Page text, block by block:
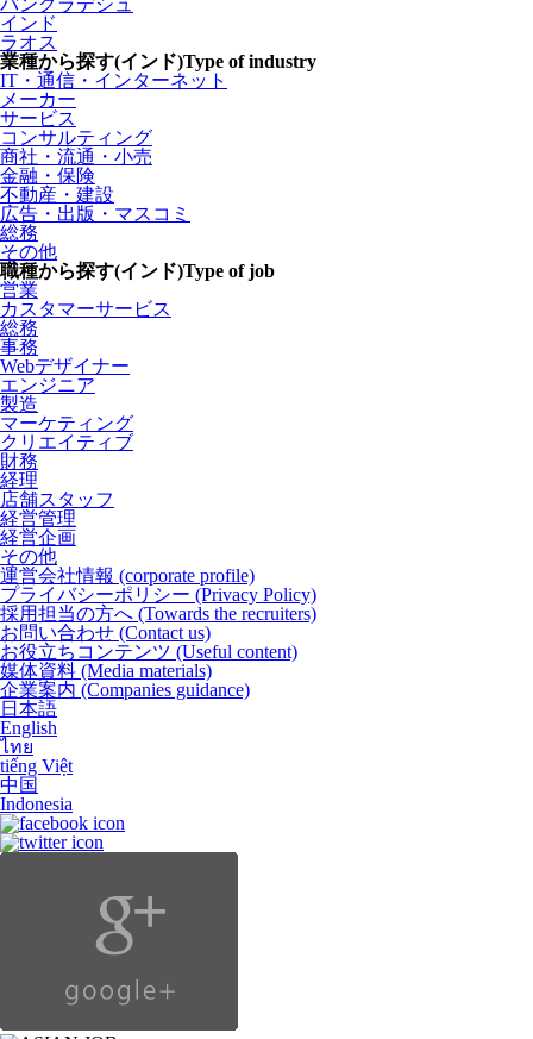
バングラデシュ
インド
ラオス
業種から探す(インド)Type of industry
IT・通信・インターネット
メーカー
サービス
コンサルティング
商社・流通・小売
金融・保険
不動産・建設
広告・出版・マスコミ
総務
その他
職種から探す(インド)Type of job
営業
カスタマーサービス
総務
事務
Webデザイナー
エンジニア
製造
マーケティング
クリエイティブ
財務
経理
店舗スタッフ
経営管理
経営企画
その他
運営会社情報 (corporate profile)
プライバシーポリシー (Privacy Policy)
採用担当の方へ (Towards the recruiters)
お問い合わせ (Contact us)
お役立ちコンテンツ (Useful content)
媒体資料 (Media materials)
企業案内 (Companies guidance)
日本語
English
ไทย
tiếng Việt
中国
Indonesia